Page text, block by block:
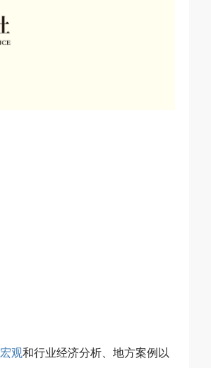
宏观和行业经济分析、地方案例以